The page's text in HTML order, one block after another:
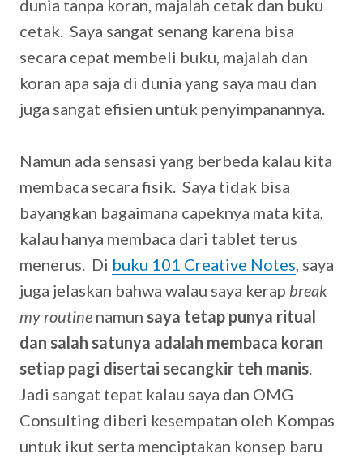
dunia tanpa koran, majalah cetak dan buku
cetak. Saya sangat senang karena bisa
secara cepat membeli buku, majalah dan
koran apa saja di dunia yang saya mau dan
juga sangat efisien untuk penyimpanannya.
Namun ada sensasi yang berbeda kalau kita
membaca secara fisik. Saya tidak bisa
bayangkan bagaimana capeknya mata kita,
kalau hanya membaca dari tablet terus
menerus. Di buku 101 Creative Notes, saya
juga jelaskan bahwa walau saya kerap break
my routine namun saya tetap punya ritual
dan salah satunya adalah membaca koran
setiap pagi disertai secangkir teh manis.
Jadi sangat tepat kalau saya dan OMG
Consulting diberi kesempatan oleh Kompas
untuk ikut serta menciptakan konsep baru